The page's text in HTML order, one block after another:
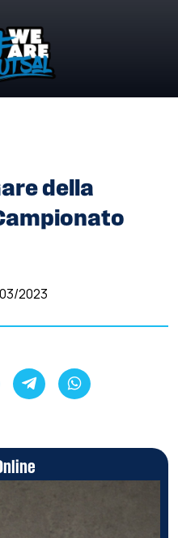
della
2023